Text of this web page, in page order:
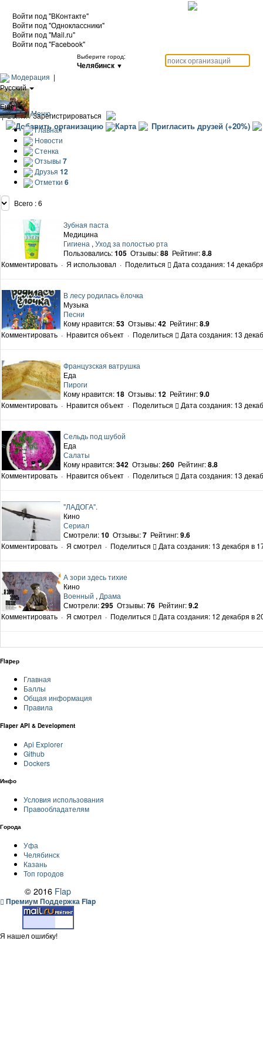
Войти под "ВКонтакте"
Войти под "Одноклассники"
Войти под "Mail.ru"
Войти под "Facebook"
Выберите город:
Челябинск ▼
Модерация |
Русский
|
Еще
|Войти / Зарегистрироваться
Добавить организацию Карта Пригласить друзей (+20%)
Меню
Главная
Новости
Стенка
Отзывы 7
Друзья 12
Отметки 6
Всего : 6
Зубная паста
Медицина
Гигиена , Уход за полостью рта
Пользовались:105 Отзывы:88 Рейтинг:8.8
Комментировать · Я использовал · Поделиться Дата создания: 14
В лесу родилась ёлочка
Музыка
Песни
Кому нравится:53 Отзывы:42 Рейтинг:8.9
Комментировать · Нравится объект · Поделиться Дата создания: 13
Французская ватрушка
Еда
Пироги
Кому нравится:18 Отзывы:12 Рейтинг:9.0
Комментировать · Нравится объект · Поделиться Дата создания: 13
Сельдь под шубой
Еда
Салаты
Кому нравится:342 Отзывы:260 Рейтинг:8.8
Комментировать · Нравится объект · Поделиться Дата создания: 13
"ЛАДОГА".
Кино
Сериал
Смотрели:10 Отзывы:7 Рейтинг:9.6
Комментировать · Я смотрел · Поделиться Дата создания: 13 декабря в
А зори здесь тихие
Кино
Военный , Драма
Смотрели:295 Отзывы:76 Рейтинг:9.2
Комментировать · Я смотрел · Поделиться Дата создания: 12 декабря в
Flapер
Главная
Баллы
Общая информация
Правила
Flaper API & Development
Api Explorer
Github
Dockers
Инфо
Условия использования
Правообладателям
Города
Уфа
Челябинск
Казань
Топ городов
© 2016 Flap
Премиум Поддержка Flap
Я нашел ошибку!